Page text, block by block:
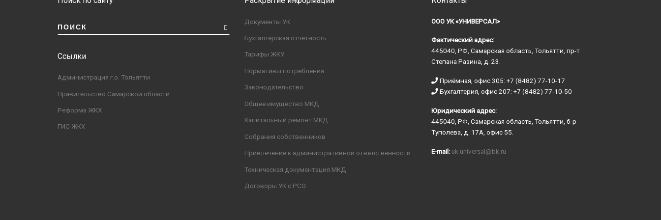
ПОИСК
Ссылки
Администрация г.о. Тольятти
Правительство Самарской области
Реформа ЖКХ
ГИС ЖКХ
Документы УК
Бухгалтерская отчётность
Тарифы ЖКУ
Нормативы потребления
Законодательство
Общее имущество МКД
Капитальный ремонт МКД
Собрания собственников
Привлечение к административной ответственности
Техническая документация МКД
Договоры УК с РСО
ООО УК «УНИВЕРСАЛ»
Фактический адрес:
445040, РФ, Самарская область, Тольятти, пр-т
Степана Разина, д. 23.
Приёмная, офис 305: +7 (8482) 77-10-17
Бухгалтерия, офис 207: +7 (8482) 77-10-50
Юридический адрес:
445040, РФ, Самарская область, Тольятти, б-р
Туполева, д. 17А, офис 55.
E-mail: uk.universal@bk.ru